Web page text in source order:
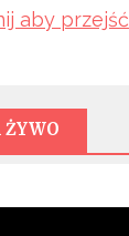
aby przejść